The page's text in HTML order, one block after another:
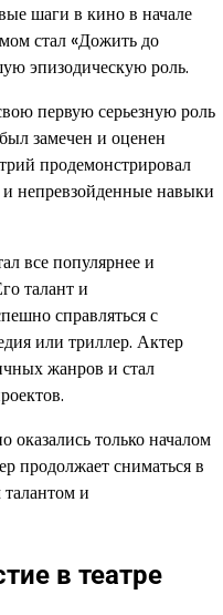
шаги в кино в начале
стал «Дожить до
эпизодическую роль.
первую серьезную роль
замечен и оценен
продемонстрировал
и непревзойденные навыки
все популярнее и
талант и
справляться с
или триллер. Актер
жанров и стал
только началом
продолжает сниматься в
и
в театре